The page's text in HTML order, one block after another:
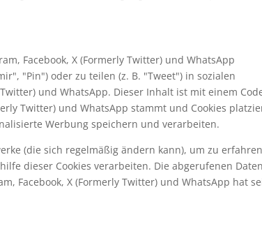
Facebook, X (Formerly Twitter) und WhatsApp
"Pin") oder zu teilen (z. B. "Tweet") in sozialen
und WhatsApp. Dieser Inhalt ist mit einem
Twitter) und WhatsApp stammt und Cookies
Werbung speichern und verarbeiten.
(die sich regelmäßig ändern kann), um zu
dieser Cookies verarbeiten. Die abgerufenen Daten
Facebook, X (Formerly Twitter) und WhatsApp hat